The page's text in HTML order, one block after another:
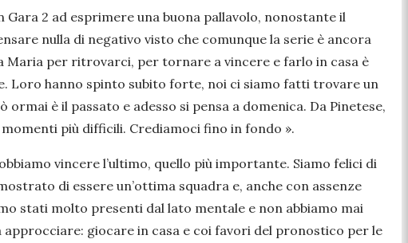
2 ad esprimere una buona pallavolo, nonostante il
nulla di negativo visto che comunque la serie è ancora
Maria per ritrovarci, per tornare a vincere e farlo in casa è
Loro hanno spinto subito forte, noi ci siamo fatti trovare un
è il passato e adesso si pensa a domenica. Da Pinetese,
più difficili. Crediamoci fino in fondo ».
vincere l’ultimo, quello più importante. Siamo felici di
di essere un’ottima squadra e, anche con assenze
stati molto presenti dal lato mentale e non abbiamo mai
giocare in casa e coi favori del pronostico per le